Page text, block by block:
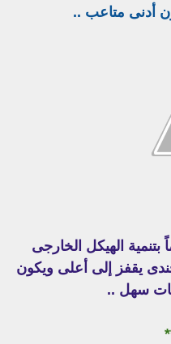
أدنى متاعب ..
الهيكل الخارجى
يقفز إلى أعلى ويكون
سهل ..